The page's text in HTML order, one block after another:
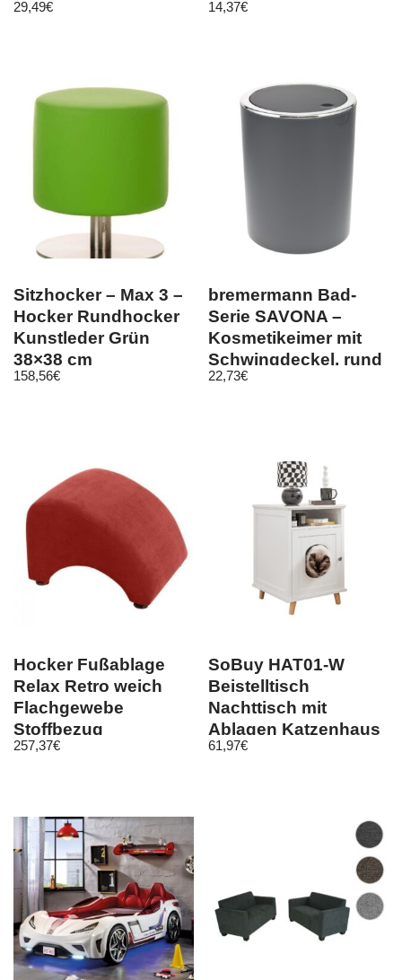
(404816)
29,49€ 14,37€
Sitzhocker – Max 3 –
Hocker Rundhocker
Kunstleder Grün
38×38 cm
158,56€
bremermann Bad-
Serie SAVONA –
Kosmetikeimer mit
Schwingdeckel, rund
5,5 Liter (grau)
22,73€
Hocker Fußablage
Relax Retro weich
Flachgewebe
Stoffbezug
257,37€
SoBuy HAT01-W
Beistelltisch
Nachttisch mit
Ablagen Katzenhaus
Sofatisch
61,97€